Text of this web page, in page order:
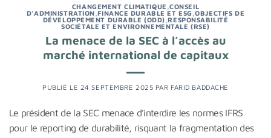
CHANGEMENT CLIMATIQUE ,CONSEIL
D'ADMINISTRATION ,FINANCE DURABLE ET ESG ,OBJECTIFS DE
DÉVELOPPEMENT DURABLE (ODD) ,RESPONSABILITÉ
SOCIÉTALE ET ENVIRONNEMENTALE (RSE)
La menace de la SEC à l’accès au
marché international de capitaux
PUBLIÉ LE 24 SEPTEMBRE 2025 PAR FARID BADDACHE
Le président de la SEC menace d’interdire les normes IFRS
pour le reporting de durabilité, risquant la fragmentation des